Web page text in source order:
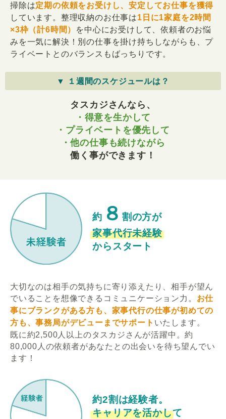
掃除は定期の依頼をお受けし、安定してお仕事を獲得
しています。整理収納のお仕事は1日に1家庭を2時間
×3枠（計6時間）
を中心にお受けして、依頼者のお悩
みを一気に解決！別の仕事を掛け持ちしながらも、プ
ライベートとのバランスもばっちりです。
▼ １週間のスケジュールは？
タスカジさんなら、
・得意を生かして
・プライベートを優先して
・他の仕事も続けながら
働く事ができます！
約 ８ 割の方が
家事代行未経験
からスタート
大切なのは相手の気持ちに寄り添えたり、相手が望ん
でいることを想像できるコミュニケーション力。 お仕
事にブランクがある方も、家事代行の仕事が初めての
方も、事務局がデビューまでサポート いたします。
既に約2,500人以上のタスカジさんが活躍中。約
80,000人の依頼者があなたとの出会いを待ち望んでい
ます！
約2割は経験者。
キャリアを活かして